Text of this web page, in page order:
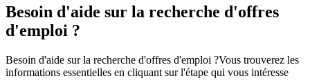
Besoin d'aide sur la recherche d'offres
d'emploi ?
Besoin d'aide sur la recherche d'offres d'emploi ?Vous trouverez les
informations essentielles en cliquant sur l'étape qui vous intéresse